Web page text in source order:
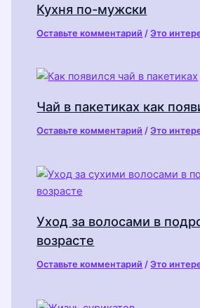
Кухня по-мужски
Оставьте комментарий /Это
Чай в пакетиках как
Оставьте комментарий /Это
Уход за волосами в
возрасте
Оставьте комментарий /Это